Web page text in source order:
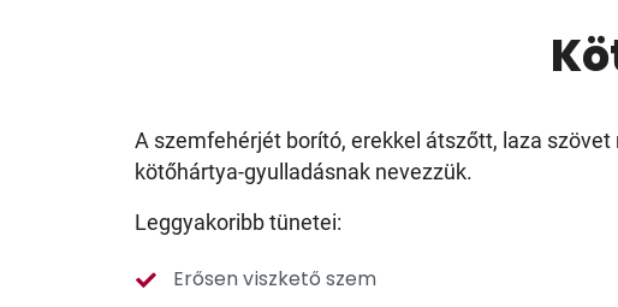
A szemfehérjét borító, erekkel átszőtt, laza
kötőhártya-gyulladásnak nevezzük.
Leggyakoribb tünetei:
Erősen viszkető szem